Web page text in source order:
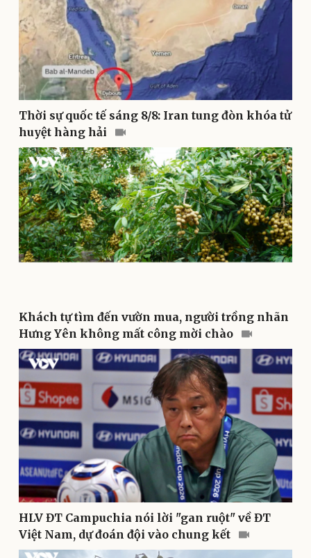
Cây thuốc
Sản phụ khoa
Nhi khoa
Nam khoa
Làm đẹp - giảm cân
Phòng mạch online
Ăn sạch sống khỏe
Tình yêu - Gia đình
Văn học
Âm nhạc
Di sản
Thời trang
Sao Việt
Du lịch
Thời sự quốc tế sáng 8/8: Iran tung đòn khóa tử
huyệt hàng hải
Khách tự tìm đến vườn mua, người trồng nhãn
Hưng Yên không mất công mời chào
HLV ĐT Campuchia nói lời "gan ruột" về ĐT
Việt Nam, dự đoán đội vào chung kết